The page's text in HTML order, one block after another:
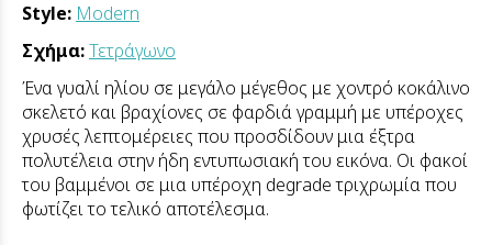
Style: Modern
Σχήμα:Τετράγωνο
Ένα γυαλί ηλίου σε μεγάλο μέγεθος με χοντρό κοκάλινο
σκελετό και βραχίονες σε φαρδιά γραμμή με υπέροχες
χρυσές λεπτομέρειες που προσδίδουν μια έξτρα
πολυτέλεια στην ήδη εντυπωσιακή του εικόνα. Οι φακοί
του βαμμένοι σε μια υπέροχη degrade τριχρωμία που
φωτίζει το τελικό αποτέλεσμα.